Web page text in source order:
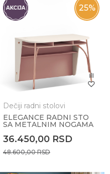
25%
Dečiji radni stolovi
ELEGANCE RADNI STO
SA METALNIM NOGAMA
36.450,00 RSD
48.600,00RSD